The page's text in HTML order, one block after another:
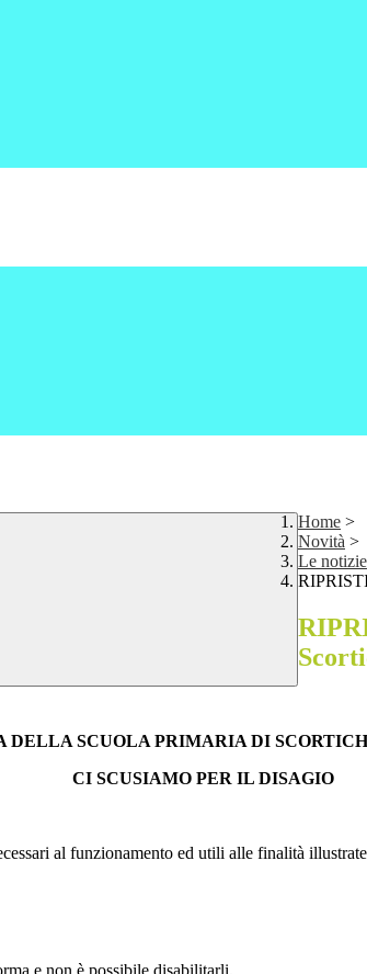
Home >
Novità >
Le notizie
SCUOLA PRIMARIA DI
CI SCUSIAMO PER IL DISAGIO
al funzionamento ed utili alle finalità